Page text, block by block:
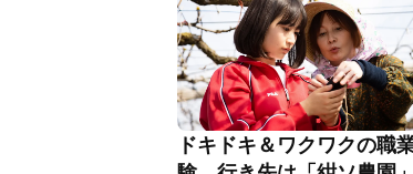
ドキドキ＆ワクワクの職